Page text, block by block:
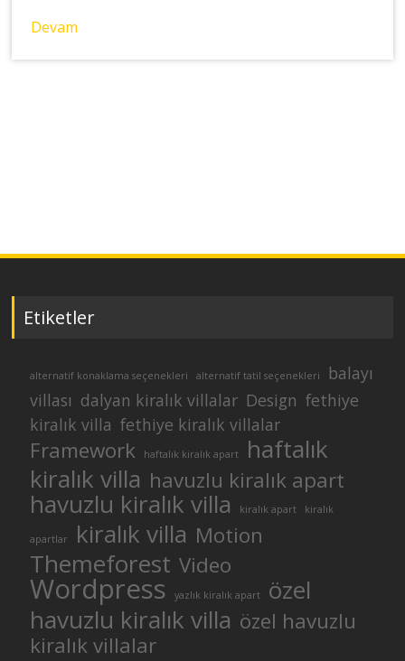
Devam
Etiketler
alternatif konaklama seçenekleri alternatif tatil seçenekleri
balayı
villası dalyan kiralık villalar Design fethiye
kiralık villa fethiye kiralık villalar
Framework haftalık kiralık apart
haftalık
kiralık villa havuzlu kiralık apart
havuzlu kiralık villa kiralık apart kiralık
apartlar kiralık villa Motion
Themeforest Video
Wordpress yazlık kiralık apart
özel
havuzlu kiralık villa özel havuzlu
kiralık villalar